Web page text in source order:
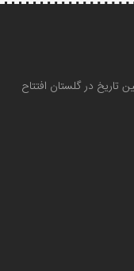
در گلستان افتتاح